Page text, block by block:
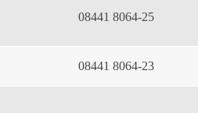
08441 8064-25
08441 8064-23